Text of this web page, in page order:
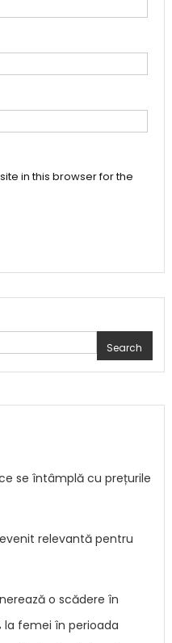
in this browser for the
Search
se întâmplă cu prețurile
relevantă pentru
o scădere în
la femei în perioada